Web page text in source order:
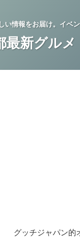
情報をお届け。イベ
最新グルメ